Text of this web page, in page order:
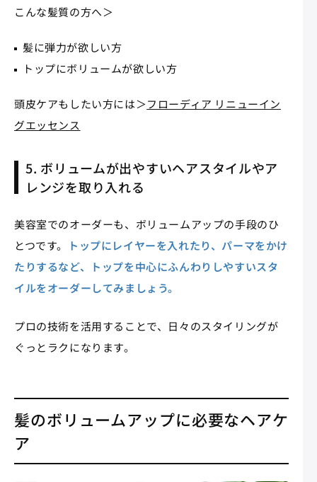
こんな髪質の方へ＞
髪に弾力が欲しい方
トップにボリュームが欲しい方
頭皮ケアもしたい方には＞フローディア リニューイン
グエッセンス
5. ボリュームが出やすいヘアスタイルやア
レンジを取り入れる
美容室でのオーダーも、ボリュームアップの手段のひ
とつです。
トップにレイヤーを入れたり、パーマをかけ
たりするなど、トップを中心にふんわりしやすいスタ
イルをオーダーしてみましょう。
プロの技術を活用することで、日々のスタイリングが
ぐっとラクになります。
髪のボリュームアップに必要なヘアケ
ア